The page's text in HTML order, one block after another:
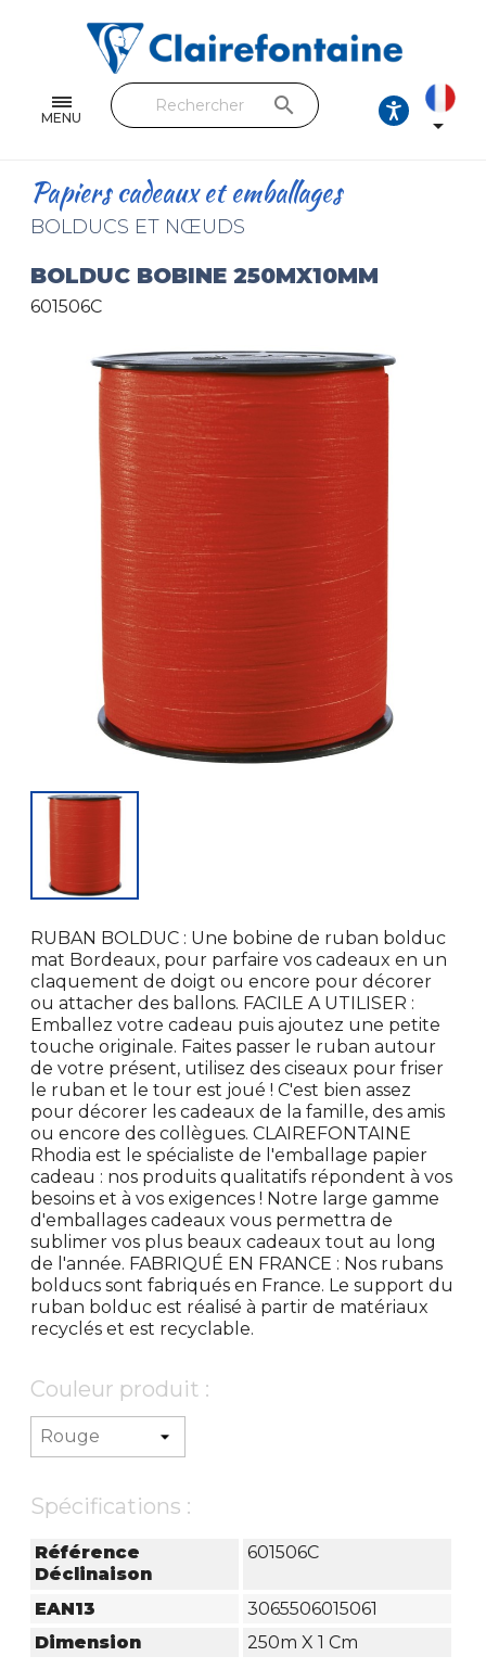
MENU
Feuilles & Copies
Beaux-arts & Dessin
Loisirs créatifs
Cuir & trousses
RETROUVEZ NOS COLLECTIONS
Toutes les collections
search

Papiers cadeaux et emballages
BOLDUCS ET NŒUDS
BOLDUC BOBINE 250MX10MM
601506C
RUBAN BOLDUC : Une bobine de ruban bolduc
mat Bordeaux, pour parfaire vos cadeaux en un
claquement de doigt ou encore pour décorer
ou attacher des ballons. FACILE A UTILISER :
Emballez votre cadeau puis ajoutez une petite
touche originale. Faites passer le ruban autour
de votre présent, utilisez des ciseaux pour friser
le ruban et le tour est joué ! C'est bien assez
pour décorer les cadeaux de la famille, des amis
ou encore des collègues. CLAIREFONTAINE
Rhodia est le spécialiste de l'emballage papier
cadeau : nos produits qualitatifs répondent à vos
besoins et à vos exigences ! Notre large gamme
d'emballages cadeaux vous permettra de
sublimer vos plus beaux cadeaux tout au long
de l'année. FABRIQUÉ EN FRANCE : Nos rubans
bolducs sont fabriqués en France. Le support du
ruban bolduc est réalisé à partir de matériaux
recyclés et est recyclable.
Couleur produit :
Spécifications :
Référence
Déclinaison
601506C
EAN13
3065506015061
Dimension
250m X 1 Cm